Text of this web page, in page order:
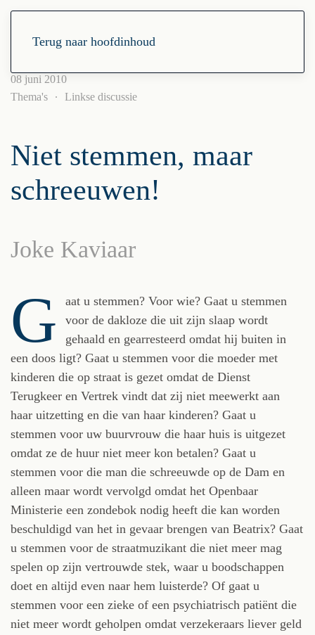
Terug naar hoofdinhoud
08 juni 2010
Thema's
Linkse discussie
Niet stemmen, maar
schreeuwen!
Joke Kaviaar
G
aat u stemmen? Voor wie? Gaat u stemmen
voor de dakloze die uit zijn slaap wordt
gehaald en gearresteerd omdat hij buiten in
een doos ligt? Gaat u stemmen voor die moeder met
kinderen die op straat is gezet omdat de Dienst
Terugkeer en Vertrek vindt dat zij niet meewerkt aan
haar uitzetting en die van haar kinderen? Gaat u
stemmen voor uw buurvrouw die haar huis is uitgezet
omdat ze de huur niet meer kon betalen? Gaat u
stemmen voor die man die schreeuwde op de Dam en
alleen maar wordt vervolgd omdat het Openbaar
Ministerie een zondebok nodig heeft die kan worden
beschuldigd van het in gevaar brengen van Beatrix? Gaat
u stemmen voor de straatmuzikant die niet meer mag
spelen op zijn vertrouwde stek, waar u boodschappen
doet en altijd even naar hem luisterde? Of gaat u
stemmen voor een zieke of een psychiatrisch patiënt die
niet meer wordt geholpen omdat verzekeraars liever geld